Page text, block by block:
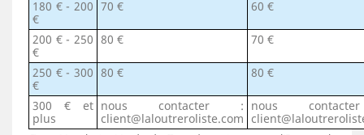
180 € - 200
€
70 € 60 €
200 € - 250
€
80 € 70 €
250 € - 300
€
80 € 80 €
300 € et
plus
nous contacter :
client@laloutreroliste.com
nous